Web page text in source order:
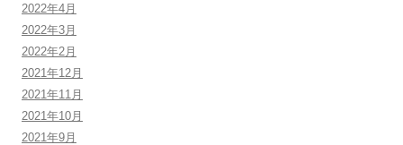
2022年4月
2022年3月
2022年2月
2021年12月
2021年11月
2021年10月
2021年9月